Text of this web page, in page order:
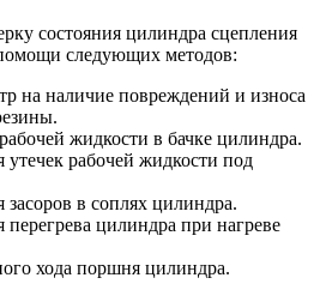
состояния цилиндра сцепления
следующих методов:
на наличие повреждений и износа
жидкости в бачке цилиндра.
утечек рабочей жидкости под
в соплях цилиндра.
цилиндра при нагреве
хода поршня цилиндра.